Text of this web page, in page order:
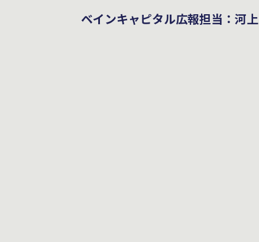
ベインキャピタル広報担当：河上